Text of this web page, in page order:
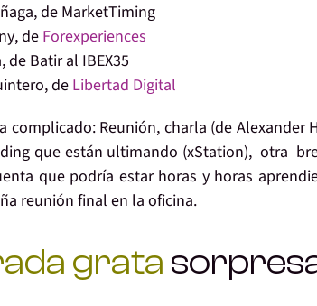
, de MarketTiming
, de Forexperiences
, de Batir al IBEX35
, de Libertad Digital
complicado: Reunión,charla (de Alexander
que están ultimando (xStation),otra
que podría estar horas y horas
reunión finalen la oficina.
grata